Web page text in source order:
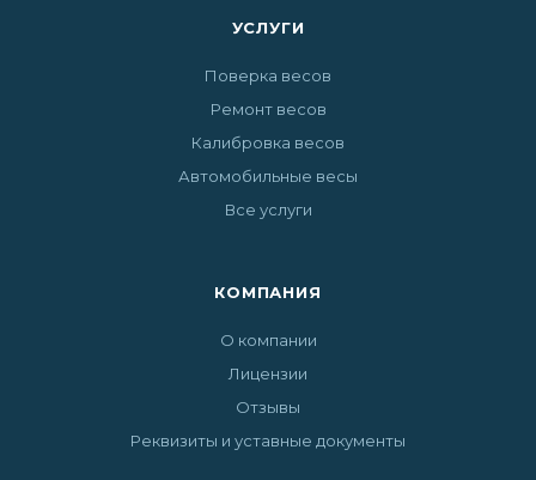
УСЛУГИ
Поверка весов
Ремонт весов
Калибровка весов
Автомобильные весы
Все услуги
КОМПАНИЯ
О компании
Лицензии
Отзывы
Реквизиты и уставные документы